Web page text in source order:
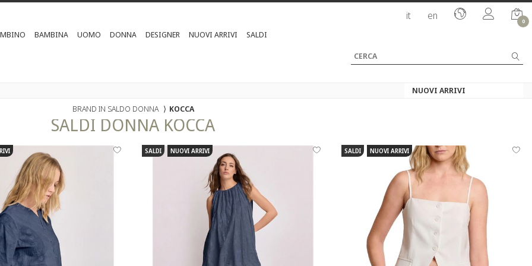
it en 0
BAMBINA UOMO DONNA DESIGNER NUOVI ARRIVI SALDI
BRAND IN SALDO DONNA ⟩ KOCCA
SALDI DONNA KOCCA
SALDI NUOVI ARRIVI SALDI NUOVI ARRIVI